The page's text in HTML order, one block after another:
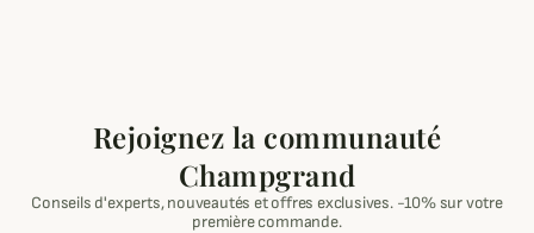
Rejoignez la communauté
Champgrand
Conseils d'experts, nouveautés et offres exclusives. -10% sur votre
première commande.